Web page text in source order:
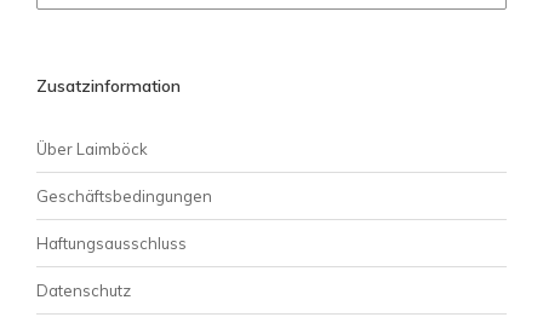
Zusatzinformation
Über Laimböck
Geschäftsbedingungen
Haftungsausschluss
Datenschutz